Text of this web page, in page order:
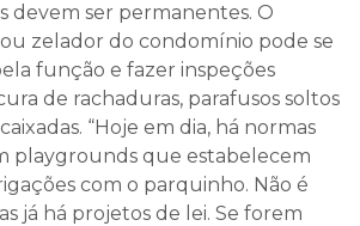
devem ser permanentes. O
zelador do condomínio pode se
função e fazer inspeções
de rachaduras, parafusos soltos
“Hoje em dia, há normas
playgrounds que estabelecem
com o parquinho. Não é
já há projetos de lei. Se forem